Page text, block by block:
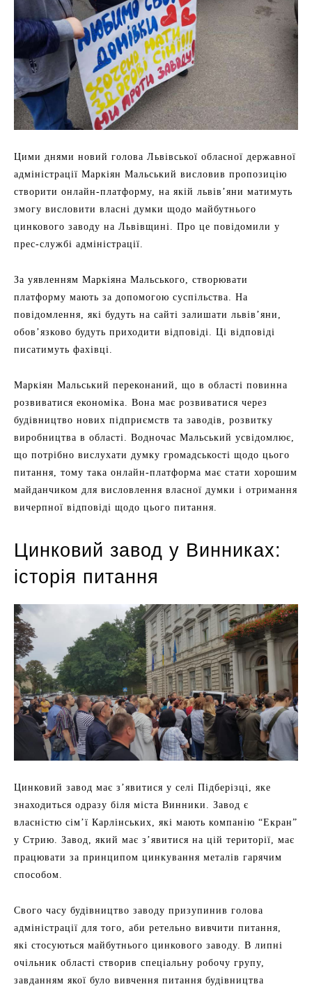
Цими днями новий голова Львівської обласної державної
адміністрації Маркіян Мальський висловив пропозицію
створити онлайн-платформу, на якій львів’яни матимуть
змогу висловити власні думки щодо майбутнього
цинкового заводу на Львівщині. Про це повідомили у
прес-службі адміністрації.
За уявленням Маркіяна Мальського, створювати
платформу мають за допомогою суспільства. На
повідомлення, які будуть на сайті залишати львів’яни,
обов’язково будуть приходити відповіді. Ці відповіді
писатимуть фахівці.
Маркіян Мальський переконаний, що в області повинна
розвиватися економіка. Вона має розвиватися через
будівництво нових підприємств та заводів, розвитку
виробництва в області. Водночас Мальський усвідомлює,
що потрібно вислухати думку громадськості щодо цього
питання, тому така онлайн-платформа має стати хорошим
майданчиком для висловлення власної думки і отримання
вичерпної відповіді щодо цього питання.
Цинковий завод у Винниках:
історія питання
Цинковий завод має з’явитися у селі Підберізці, яке
знаходиться одразу біля міста Винники. Завод є
власністю сім’ї Карлінських, які мають компанію “Екран”
у Стрию. Завод, який має з’явитися на цій території, має
працювати за принципом цинкування металів гарячим
способом.
Свого часу будівництво заводу призупинив голова
адміністрації для того, аби ретельно вивчити питання,
які стосуються майбутнього цинкового заводу. В липні
очільник області створив спеціальну робочу групу,
завданням якої було вивчення питання будівництва